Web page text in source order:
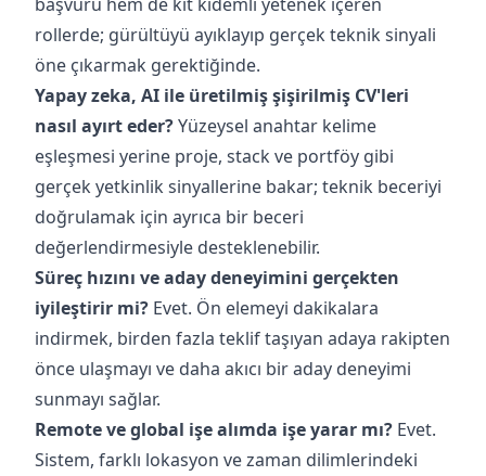
rollerde; gürültüyü ayıklayıp gerçek teknik sinyali
öne çıkarmak gerektiğinde.
Yapay zeka, AI ile üretilmiş şişirilmiş CV'leri
nasıl ayırt eder?Yüzeysel anahtar kelime
eşleşmesi yerine proje, stack ve portföy gibi
gerçek yetkinlik sinyallerine bakar; teknik beceriyi
doğrulamak için ayrıca bir beceri
değerlendirmesiyle desteklenebilir.
Süreç hızını ve aday deneyimini gerçekten
iyileştirir mi? Evet. Ön elemeyi dakikalara
indirmek, birden fazla teklif taşıyan adaya rakipten
önce ulaşmayı ve daha akıcı bir aday deneyimi
sunmayı sağlar.
Remote ve global işe alımda işe yarar mı? Evet.
Sistem, farklı lokasyon ve zaman dilimlerindeki